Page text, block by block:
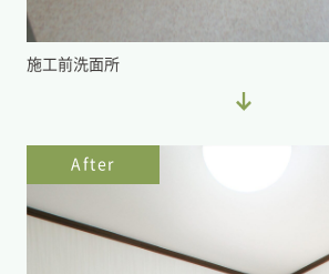
施工前洗面所
After